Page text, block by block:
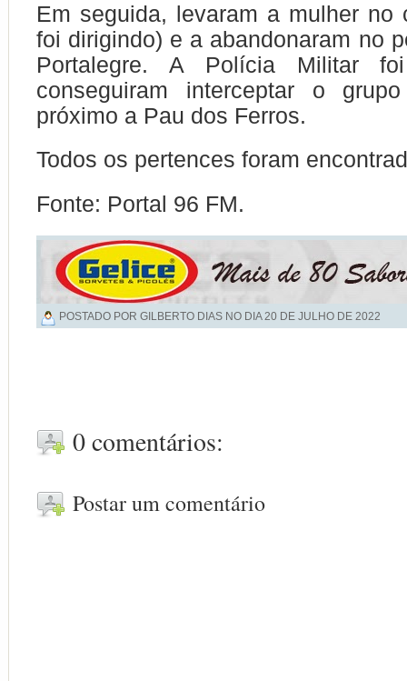
Em seguida, levaram a mulher no
foi dirigindo) e a abandonaram no
Portalegre. A Polícia Militar
conseguiram interceptar o
próximo a Pau dos Ferros.
Todos os pertences foram
Fonte: Portal 96 FM.
POSTADO POR GILBERTO DIAS NO DIA20 DE JULHO DE 2022
0 comentários:
Postar um comentário